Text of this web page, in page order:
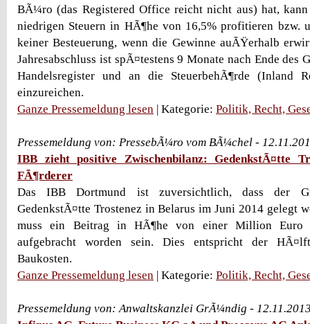
BÃ¼ro (das Registered Office reicht nicht aus) hat,
niedrigen Steuern in HÃ¶he von 16,5% profitieren bzw.
keiner Besteuerung, wenn die Gewinne auÃŸerhalb
Jahresabschluss ist spÃ¤testens 9 Monate nach Ende des
Handelsregister und an die SteuerbehÃ¶rde (Inland
einzureichen.
Ganze Pressemeldung lesen | Kategorie: Politik, Recht,
Pressemeldung von: PressebÃ¼ro vom BÃ¼chel -
IBB zieht positive Zwischenbilanz: GedenkstÃ¤tte
FÃ¶rderer
Das IBB Dortmund ist zuversichtlich, dass der
GedenkstÃ¤tte Trostenez in Belarus im Juni 2014 gelegt
muss ein Beitrag in HÃ¶he von einer Million Euro
aufgebracht worden sein. Dies entspricht der
Baukosten.
Ganze Pressemeldung lesen | Kategorie: Politik, Recht,
Pressemeldung von: Anwaltskanzlei GrÃ¼ndig -